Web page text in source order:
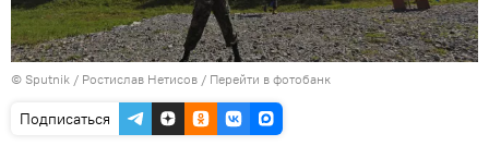
© Sputnik / Ростислав Нетисов / Перейти в фотобанк
Подписаться